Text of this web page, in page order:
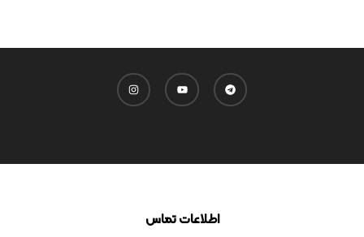
اطلاعات تماس